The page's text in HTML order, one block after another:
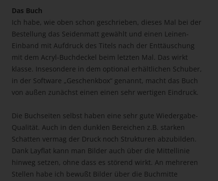
Das Buch
Ich habe, wie oben schon geschrieben, dieses Mal bei der
Bestellung das Seidenmatt gewählt und einen Leinen-
Einband mit Aufdruck des Titels nach der Enttäuschung
mit dem Acryl-Buchdeckel beim letzten Mal. Das wirkt
klasse. Insesondere in dem optional erhältlichen Schuber,
in der Software „Geschenkbox“ genannt, macht das Buch
von außen zunächst einen einen sehr wertigen Eindruck.
Die Buchseiten selbst haben eine sehr gute Wiedergabe-
Qualität. Auch in den dunklen Bereichen z.B. starken
Schatten vermag der Druck noch Strukturen abzubilden.
Dank Layflat kann man Bilder auch über die Mittellinie
hinweg setzen, ohne dass es störend wirkt. An mehreren
Stellen habe ich bewußt Bilder über die Buchmitte